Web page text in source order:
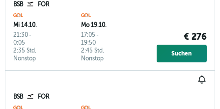
BSB FOR
Mi 14.10.
21:30-
0:05
Nonstop
2:35 Std.
Mo 19.10.
17:05 -
19:50
Nonstop
2:45 Std.
€ 276
Suchen
BSB FOR